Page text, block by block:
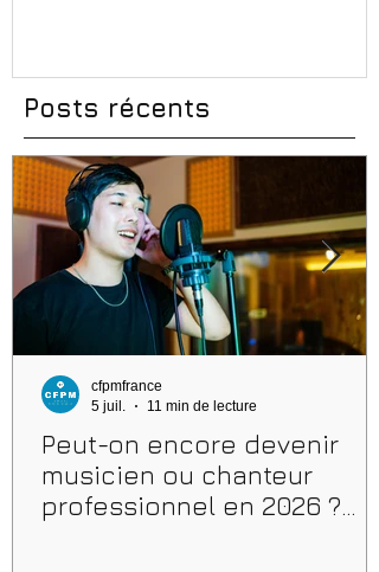
Posts récents
Peut-on encore devenir
musicien ou chanteur
professionnel en 2026 ?
cfpmfrance
5 juil.
11 min de lecture